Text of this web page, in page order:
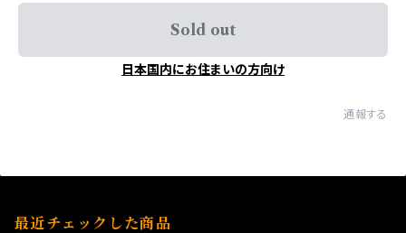
Sold out
日本国内にお住まいの方向け
通報する
最近チェックした商品